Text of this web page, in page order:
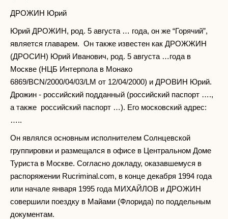
ДРОЖИН Юрий
Юрий ДРОЖИН, род. 5 августа … года, он же “Горячий”,
является главарем. Он также известен как ДРОЖЖИН
(ДРОСИН) Юрий Иванович, род. 5 августа …года в
Москве (НЦБ Интерпола в Монако
6869/BCN/2000/04/03/LM от 12/04/2000) и ДРОВИН Юрий.
Дрожин - российский подданный (российский паспорт ….,
а также российский паспорт …). Его московский адрес:
…..
Он являлся основным исполнителем Солнцевской
группировки и размещался в офисе в Центральном Доме
Туриста в Москве. Согласно докладу, оказавшемуся в
распоряжении Rucriminаl.com, в конце декабря 1994 года
или начале января 1995 года МИХАЙЛОВ и ДРОЖИН
совершили поездку в Майами (Флорида) по поддельным
документам.